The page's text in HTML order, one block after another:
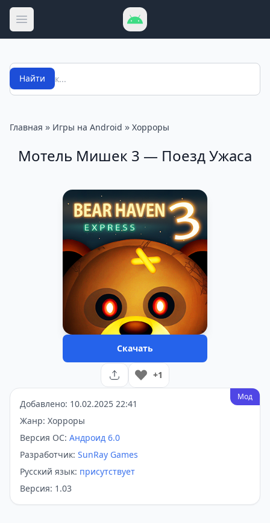
Открыть меню
Поиск
Найти
Главная » Игры на Android » Хорроры
Мотель Мишек 3 — Поезд Ужаса
Скачать
+1
Мод
Добавлено: 10.02.2025 22:41
Жанр: Хорроры
Версия ОС: Андроид 6.0
Разработчик: SunRay Games
Русский язык: присутствует
Версия: 1.03